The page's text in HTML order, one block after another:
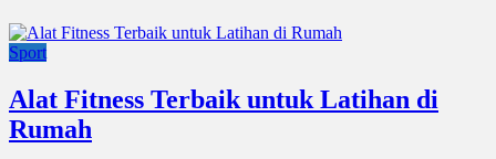
Sport
Alat Fitness Terbaik untuk Latihan di
Rumah